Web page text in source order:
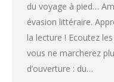
du voyage à pied…
évasion littéraire.
la lecture ! Ecoutez
vous ne marcherez
d’ouverture : du…